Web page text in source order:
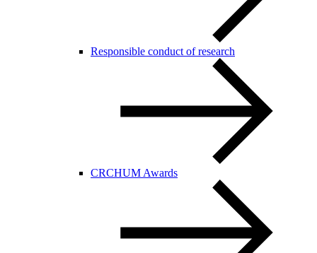
Responsible conduct of research
CRCHUM Awards